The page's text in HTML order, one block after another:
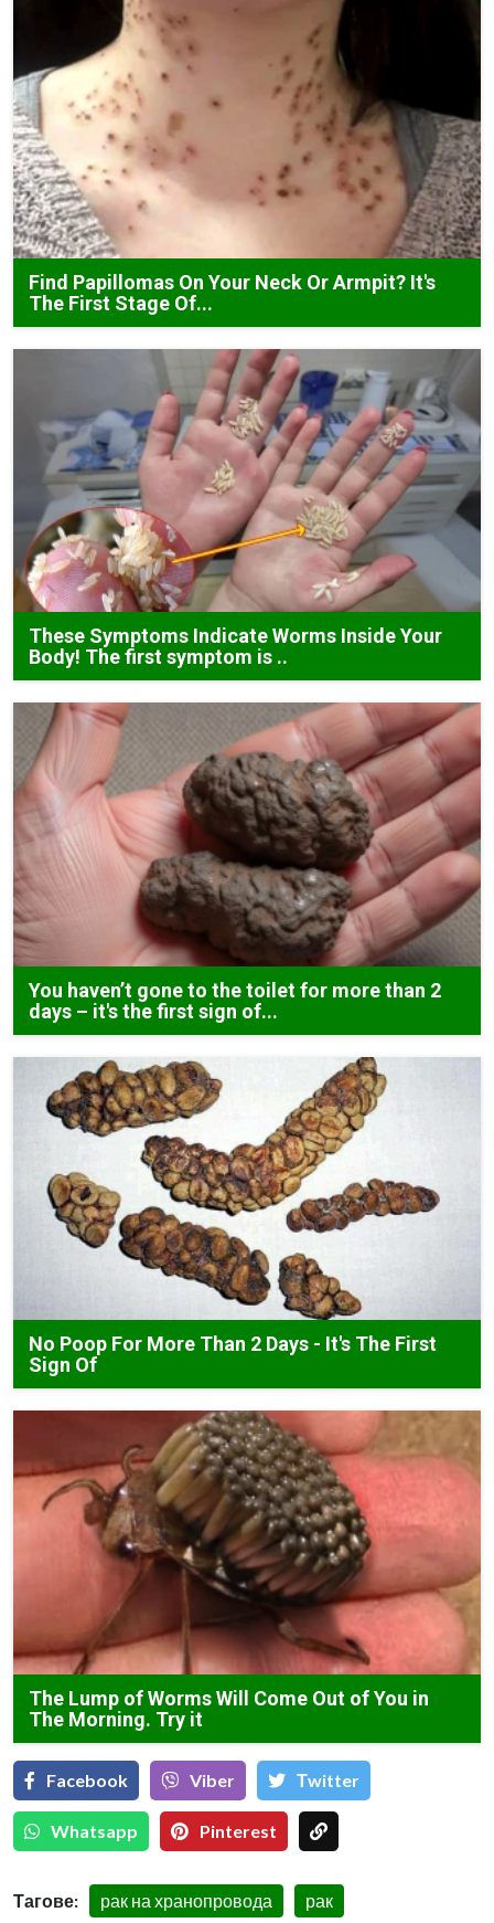
Find Papillomas On Your Neck Or Armpit? It's
The First Stage Of...
These Symptoms Indicate Worms Inside Your
Body! The first symptom is ..
You haven’t gone to the toilet for more than 2
days – it's the first sign of...
No Poop For More Than 2 Days - It's The First
Sign Of
The Lump of Worms Will Come Out of You in
The Morning. Try it
Facebook Viber Тwitter
Whatsapp Pinterest
Тагове: рак на хранопровода рак